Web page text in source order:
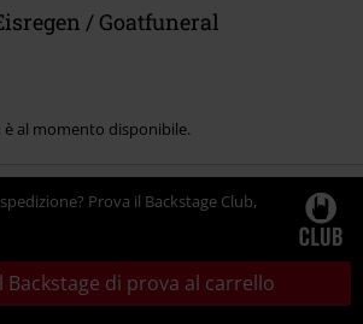
/ Goatfuneral
al momento disponibile.
Prova il Backstage Club,
Backstage di prova al carrello